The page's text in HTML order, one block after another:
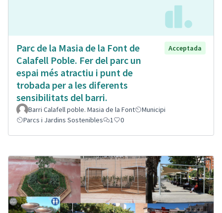
Parc de la Masia de la Font de
Calafell Poble. Fer del parc un
espai més atractiu i punt de
trobada per a les diferents
sensibilitats del barri.
Acceptada
Barri Calafell poble. Masia de la Font
Municipi
Parcs i Jardins Sostenibles
1 0